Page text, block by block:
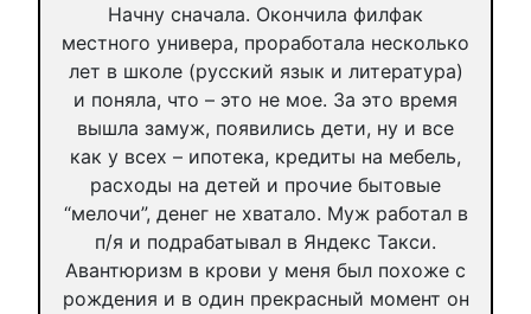
Начну сначала. Окончила филфак
местного универа, проработала несколько
лет в школе (русский язык и литература)
и поняла, что – это не мое. За это время
вышла замуж, появились дети, ну и все
как у всех – ипотека, кредиты на мебель,
расходы на детей и прочие бытовые
“мелочи”, денег не хватало. Муж работал в
п/я и подрабатывал в Яндекс Такси.
Авантюризм в крови у меня был похоже с
рождения и в один прекрасный момент он